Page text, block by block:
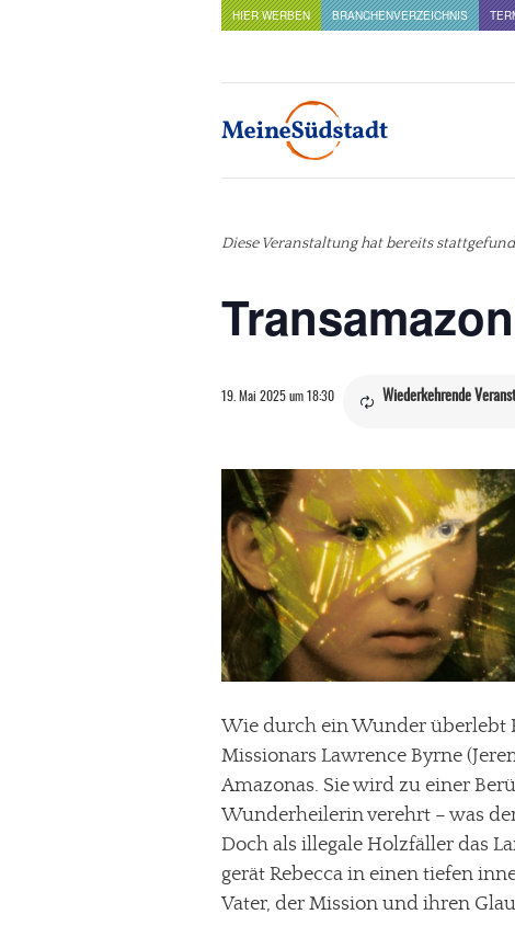
HIER WERBEN BRANCHENVERZEICHNIS
Diese Veranstaltung hat bereits
19. Mai 2025 um 18:30 Wiederkehrende
Wie durch ein Wunder überlebt
Missionars Lawrence Byrne
Amazonas. Sie wird zu einer
Wunderheilerin verehrt – was
Doch als illegale Holzfäller das
gerät Rebecca in einen tiefen
Vater, der Mission und ihren